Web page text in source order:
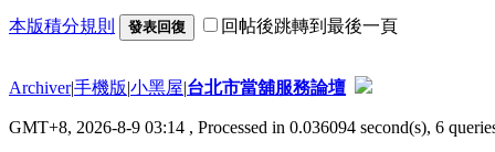
本版積分規則 發表回復 回帖後跳轉到最後一頁
Archiver|手機版|小黑屋|台北市當舖服務論壇
GMT+8, 2026-8-9 03:14 , Processed in 0.036094 second(s), 6